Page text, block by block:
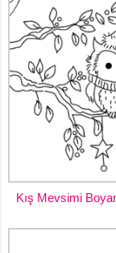
Kış Mevsimi